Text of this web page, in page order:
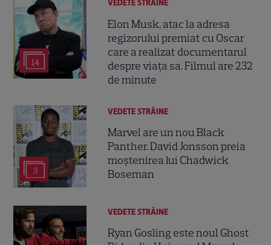
14
VEDETE STRĂINE
Elon Musk, atac la adresa
regizorului premiat cu Oscar
care a realizat documentarul
despre viața sa. Filmul are 232
de minute
3
VEDETE STRĂINE
Marvel are un nou Black
Panther. David Jonsson preia
moștenirea lui Chadwick
Boseman
VEDETE STRĂINE
Ryan Gosling este noul Ghost